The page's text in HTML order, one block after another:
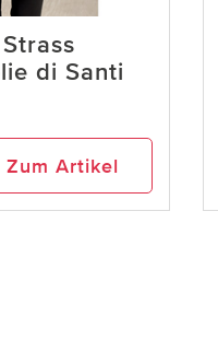
di Santi
Zum Artikel